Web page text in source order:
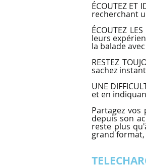
ÉCOUTEZ
recherchant
ÉCOUTEZ
leurs
la balade
RESTEZ
sachez
UNE
et en
Partagez
depuis son
reste plus
grand format,